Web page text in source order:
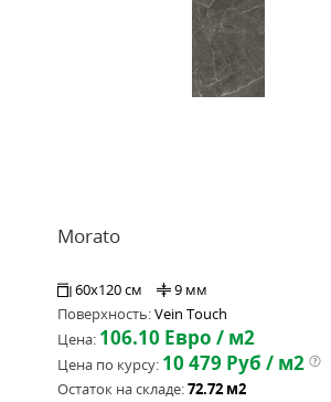
Morato
60x120 см
9 мм
Поверхность:Vein Touch
Цена: 106.10 Евро / м2
Цена по курсу: 10 479 Руб / м2
Остаток на складе:72.72 м2